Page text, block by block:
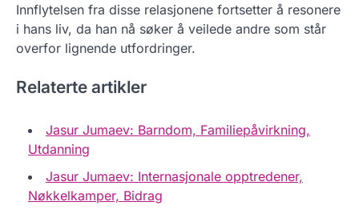
Innflytelsen fra disse relasjonene fortsetter å resonere
i hans liv, da han nå søker å veilede andre som står
overfor lignende utfordringer.
Relaterte artikler
Jasur Jumaev: Barndom, Familiepåvirkning,
Utdanning
Jasur Jumaev: Internasjonale opptredener,
Nøkkelkamper, Bidrag